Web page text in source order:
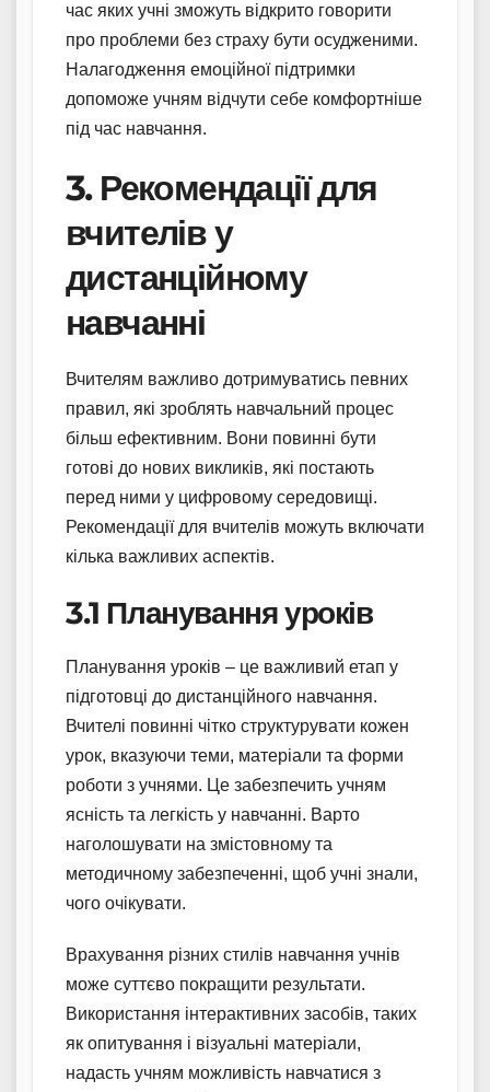
час яких учні зможуть відкрито говорити
про проблеми без страху бути осудженими.
Налагодження емоційної підтримки
допоможе учням відчути себе комфортніше
під час навчання.
3. Рекомендації для
вчителів у
дистанційному
навчанні
Вчителям важливо дотримуватись певних
правил, які зроблять навчальний процес
більш ефективним. Вони повинні бути
готові до нових викликів, які постають
перед ними у цифровому середовищі.
Рекомендації для вчителів можуть включати
кілька важливих аспектів.
3.1 Планування уроків
Планування уроків – це важливий етап у
підготовці до дистанційного навчання.
Вчителі повинні чітко структурувати кожен
урок, вказуючи теми, матеріали та форми
роботи з учнями. Це забезпечить учням
ясність та легкість у навчанні. Варто
наголошувати на змістовному та
методичному забезпеченні, щоб учні знали,
чого очікувати.
Врахування різних стилів навчання учнів
може суттєво покращити результати.
Використання інтерактивних засобів, таких
як опитування і візуальні матеріали,
надасть учням можливість навчатися з